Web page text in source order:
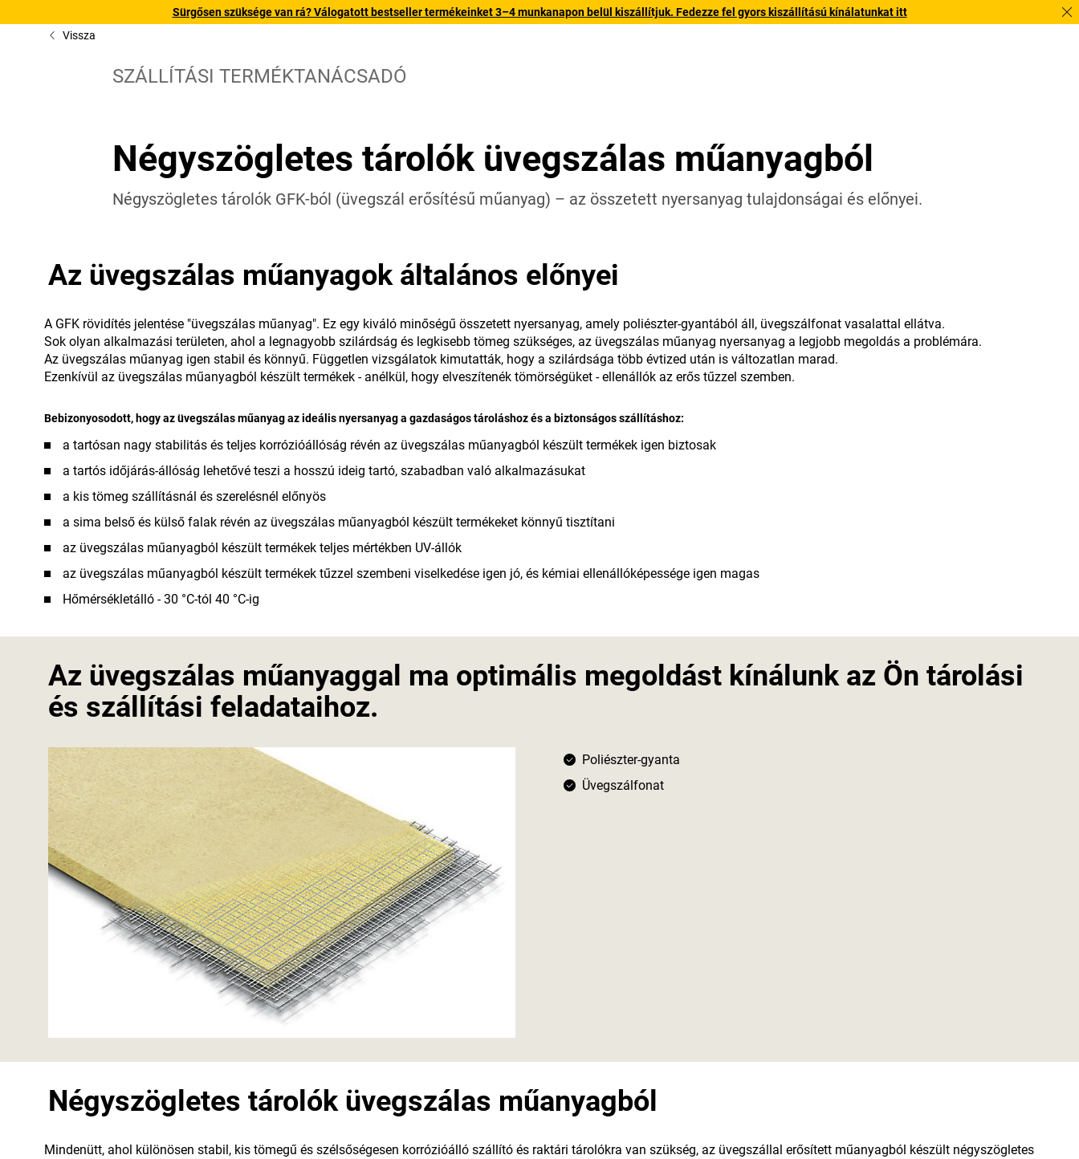
Sürgősen szüksége van rá? Válogatott bestseller termékeinket 3–4 munkanapon belül kiszállítjuk. Fedezze fel gyors kiszállítású kínálatunkat itt
Vissza
SZÁLLÍTÁSI TERMÉKTANÁCSADÓ
Négyszögletes tárolók üvegszálas műanyagból
Négyszögletes tárolók GFK-ból (üvegszál erősítésű műanyag) – az összetett nyersanyag tulajdonságai és előnyei.
Az üvegszálas műanyagok általános előnyei
A GFK rövidítés jelentése "üvegszálas műanyag". Ez egy kiváló minőségű összetett nyersanyag, amely poliészter-gyantából áll, üvegszálfonat vasalattal ellátva.
Sok olyan alkalmazási területen, ahol a legnagyobb szilárdság és legkisebb tömeg szükséges, az üvegszálas műanyag nyersanyag a legjobb megoldás a problémára.
Az üvegszálas műanyag igen stabil és könnyű. Független vizsgálatok kimutatták, hogy a szilárdsága több évtized után is változatlan marad.
Ezenkívül az üvegszálas műanyagból készült termékek - anélkül, hogy elveszítenék tömörségüket - ellenállók az erős tűzzel szemben.
Bebizonyosodott, hogy az üvegszálas műanyag az ideális nyersanyag a gazdaságos tároláshoz és a biztonságos szállításhoz:
a tartósan nagy stabilitás és teljes korrózióállóság révén az üvegszálas műanyagból készült termékek igen biztosak
a tartós időjárás-állóság lehetővé teszi a hosszú ideig tartó, szabadban való alkalmazásukat
a kis tömeg szállításnál és szerelésnél előnyös
a sima belső és külső falak révén az üvegszálas műanyagból készült termékeket könnyű tisztítani
az üvegszálas műanyagból készült termékek teljes mértékben UV-állók
az üvegszálas műanyagból készült termékek tűzzel szembeni viselkedése igen jó, és kémiai ellenállóképessége igen magas
Hőmérsékletálló - 30 °C-tól 40 °C-ig
Az üvegszálas műanyaggal ma optimális megoldást kínálunk az Ön tárolási
és szállítási feladataihoz.
Poliészter-gyanta
Üvegszálfonat
Négyszögletes tárolók üvegszálas műanyagból
Mindenütt, ahol különösen stabil, kis tömegű és szélsőségesen korrózióálló szállító és raktári tárolókra van szükség, az üvegszállal erősített műanyagból készült négyszögletes